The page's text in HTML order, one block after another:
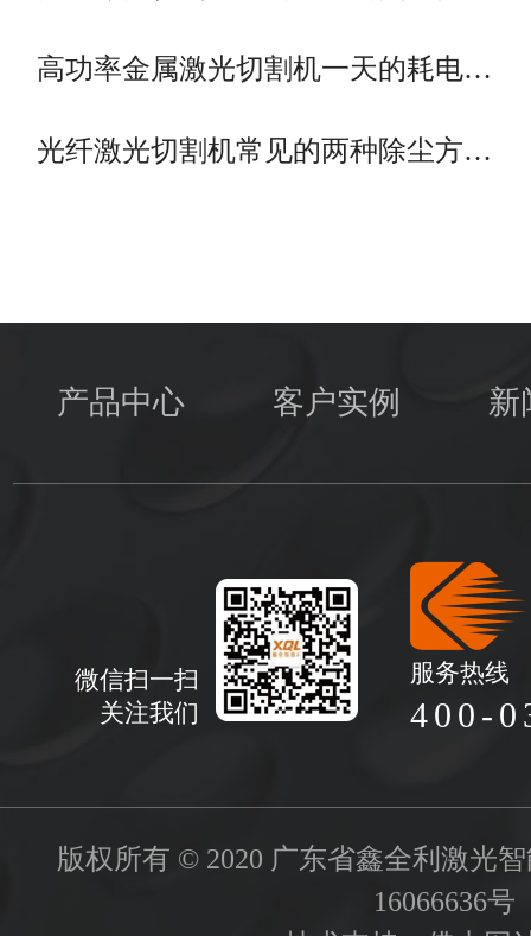
高功率金属激光切割机一天的耗电…
光纤激光切割机常见的两种除尘方…
产品中心 客户实例 新
微信扫一扫
关注我们
服务热线
400-
版权所有 © 2020 广东省鑫全利激光
16066636号